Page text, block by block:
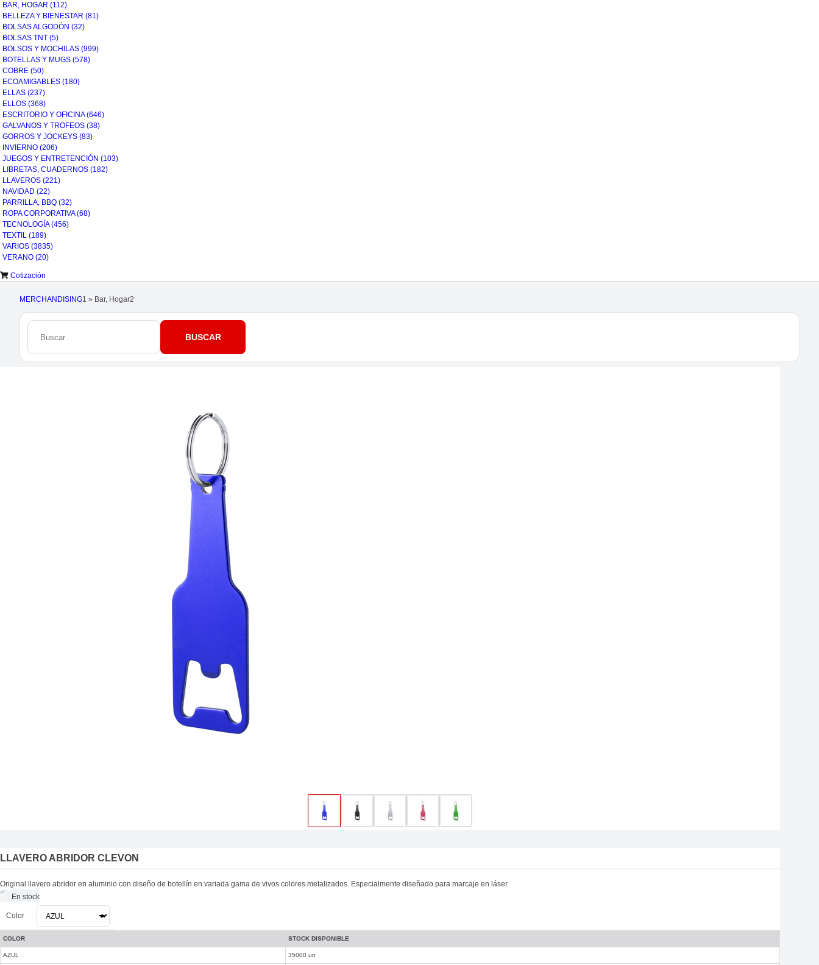
BAR, HOGAR (112)
BELLEZA Y BIENESTAR (81)
BOLSAS ALGODÓN (32)
BOLSAS TNT (5)
BOLSOS Y MOCHILAS (999)
BOTELLAS Y MUGS (578)
COBRE (50)
ECOAMIGABLES (180)
ELLAS (237)
ELLOS (368)
ESCRITORIO Y OFICINA(646)
GALVANOS Y TROFEOS (38)
GORROS Y JOCKEYS (83)
INVIERNO (206)
JUEGOS Y ENTRETENCIÓN (103)
LIBRETAS, CUADERNOS (182)
LLAVEROS (221)
NAVIDAD (22)
PARRILLA, BBQ (32)
ROPA CORPORATIVA(68)
TECNOLOGÍA(456)
TEXTIL (189)
VARIOS (3835)
VERANO (20)
Cotización
MERCHANDISING1 » Bar, Hogar2
LLAVERO ABRIDOR CLEVON
Original llavero abridor en aluminio con diseño de botellín en variada gama de vivos colores metalizados. Especialmente diseñado para marcaje en láser.
En stock
Color
COLOR STOCK DISPONIBLE
AZUL 35000 un